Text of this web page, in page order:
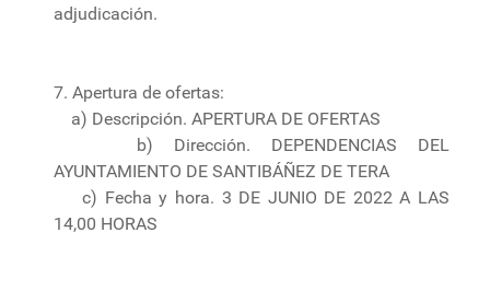
adjudicación.
7. Apertura de ofertas:
a) Descripción. APERTURA DE OFERTAS
b) Dirección. DEPENDENCIAS DEL
AYUNTAMIENTO DE SANTIBÁÑEZ DE TERA
c) Fecha y hora. 3 DE JUNIO DE 2022 A LAS
14,00 HORAS